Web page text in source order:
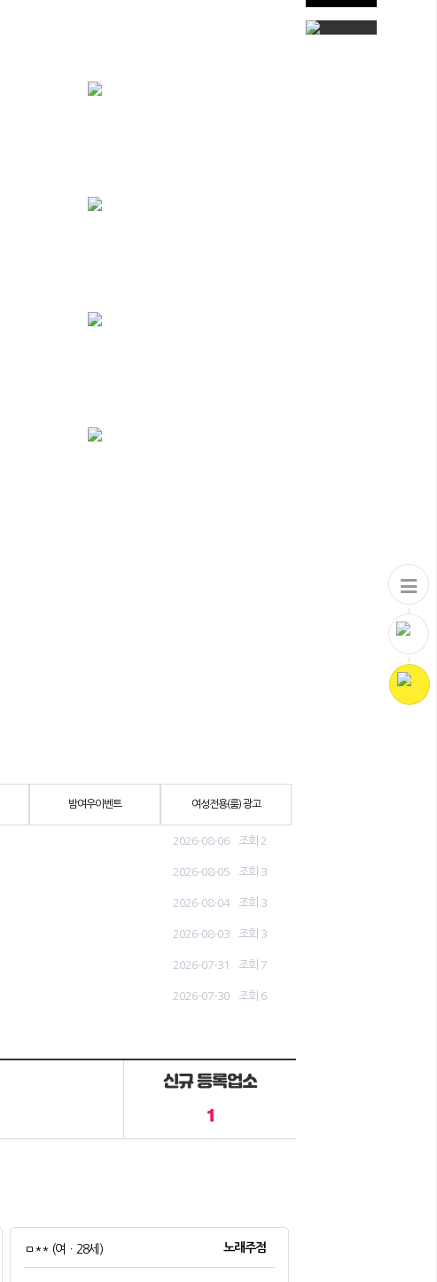
밤여우이벤트 여성전용(룸) 광고
조회 2
2026-08-06
조회 3
2026-08-05
조회 3
2026-08-04
조회 3
2026-08-03
조회 7
2026-07-31
조회 6
2026-07-30
신규 등록업소
1
ㅁ** (여ㆍ28세) 노래주점